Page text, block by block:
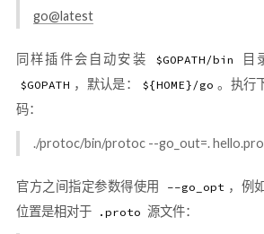
go@latest
同样插件会自动安装 $GOPATH/bin 目
$GOPATH ，默认是： ${HOME}/go 。执行
码：
./protoc/bin/protoc --go_out=.
官方之间指定参数得使用 --go_opt ，例
位置是相对于
.proto 源文件：